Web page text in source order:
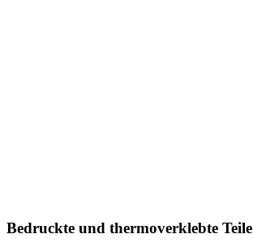
Bedruckte und thermoverklebte Teile